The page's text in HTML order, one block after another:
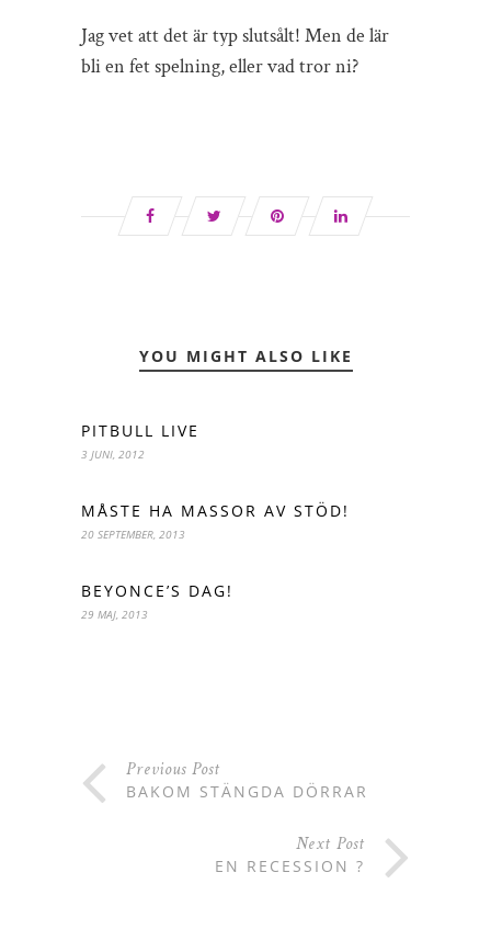
Jag vet att det är typ slutsålt! Men de lär
bli en fet spelning, eller vad tror ni?
YOU MIGHT ALSO LIKE
PITBULL LIVE
3 JUNI, 2012
MÅSTE HA MASSOR AV STÖD!
20 SEPTEMBER, 2013
BEYONCE’S DAG!
29 MAJ, 2013
Previous Post
BAKOM STÄNGDA DÖRRAR
Next Post
EN RECESSION ?